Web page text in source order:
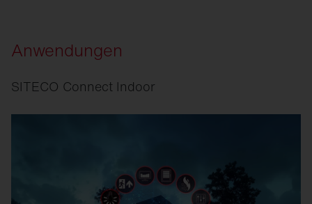
Anwendungen
SITECO Connect Indoor